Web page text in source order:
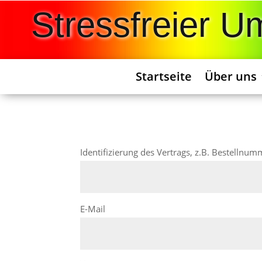
Stressfreier
Startseite Über uns
Identifizierung des Vertrags, z.B.
E-Mail